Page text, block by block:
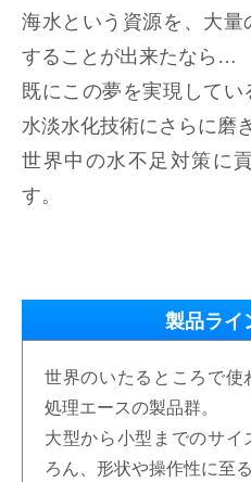
会社概要・沿革・アクセ
品質方針
水をデザインする
エース・コア
海水淡水化装置
MF・UF装置 災害対策用
含塩水脱塩造水装置
レンタル用淡水化装置
導入事例
日本国内導入事例
造水装置について
造水装置の選び方
お問い合わせ
プライバシーポリシー
採用情報
エントリーシート
海水という資源を、大量
することが出来たなら…
既にこの夢を実現して
水淡水化技術にさらに磨
世界中の水不足対策に
す。
製品ライ
世界のいたるところで使
処理エースの製品群。
大型から小型までのサイ
ろん、形状や操作性に至る